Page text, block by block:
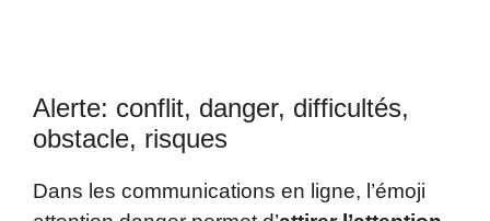
Alerte: conflit, danger, difficultés,
obstacle, risques
Dans les communications en ligne, l’émoji